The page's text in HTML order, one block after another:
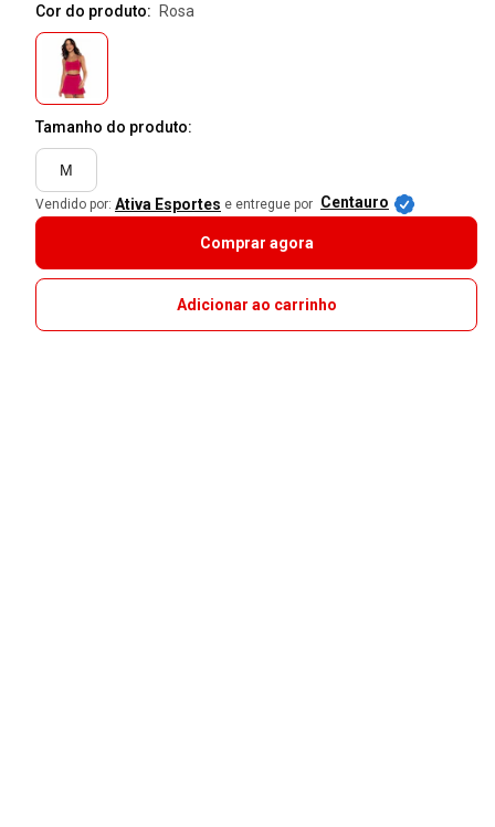
Cor do produto:
rosa
Tamanho do produto:
M
Vendido por: Ativa Esportes e entregue por Centauro
Comprar agora
Adicionar ao carrinho